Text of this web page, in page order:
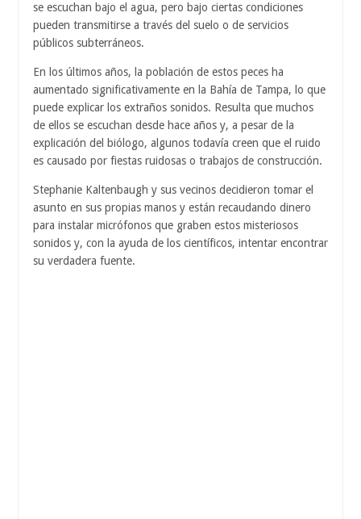
se escuchan bajo el agua, pero bajo ciertas condiciones
pueden transmitirse a través del suelo o de servicios
públicos subterráneos.
En los últimos años, la población de estos peces ha
aumentado significativamente en la Bahía de Tampa, lo que
puede explicar los extraños sonidos. Resulta que muchos
de ellos se escuchan desde hace años y, a pesar de la
explicación del biólogo, algunos todavía creen que el ruido
es causado por fiestas ruidosas o trabajos de construcción.
Stephanie Kaltenbaugh y sus vecinos decidieron tomar el
asunto en sus propias manos y están recaudando dinero
para instalar micrófonos que graben estos misteriosos
sonidos y, con la ayuda de los científicos, intentar encontrar
su verdadera fuente.